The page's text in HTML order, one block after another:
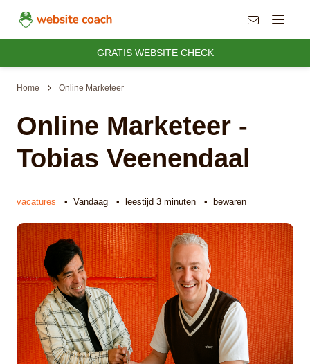
Menu
GRATIS WEBSITE CHECK
Home Online Marketeer
Online Marketeer -
Tobias Veenendaal
vacatures • Vandaag • leestijd 3 minuten • bewaren